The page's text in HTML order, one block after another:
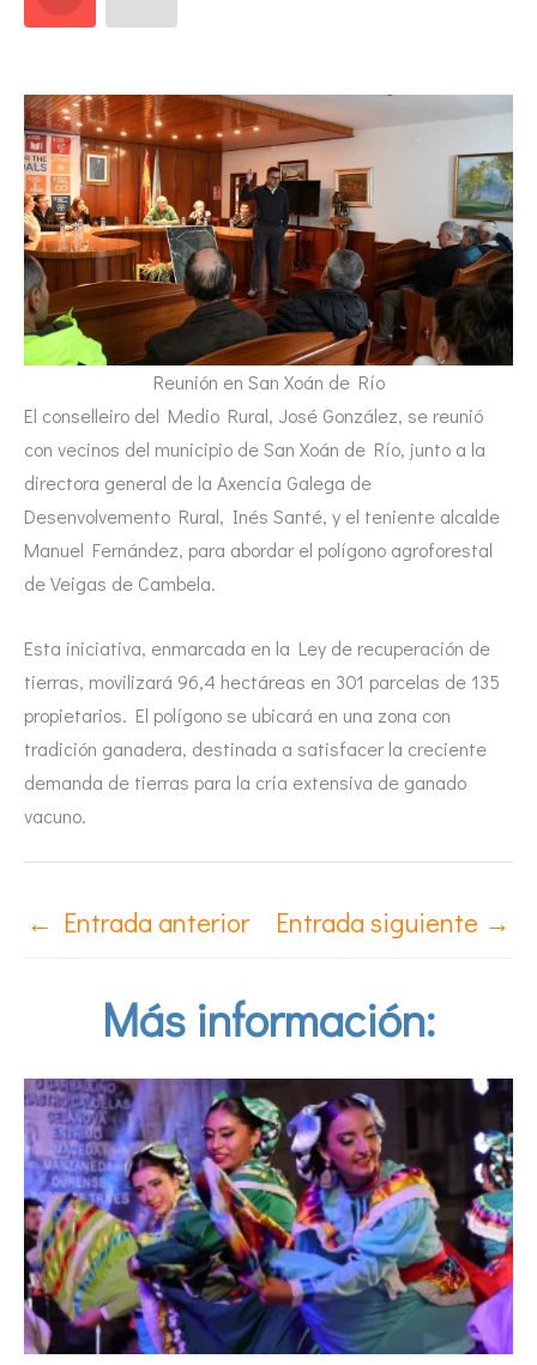
Reunión en San Xoán de Río
El conselleiro del Medio Rural, José González, se reunió
con vecinos del municipio de San Xoán de Río, junto a la
directora general de la Axencia Galega de
Desenvolvemento Rural, Inés Santé, y el teniente alcalde
Manuel Fernández, para abordar el polígono agroforestal
de Veigas de Cambela.
Esta iniciativa, enmarcada en la Ley de recuperación de
tierras, movilizará 96,4 hectáreas en 301 parcelas de 135
propietarios. El polígono se ubicará en una zona con
tradición ganadera, destinada a satisfacer la creciente
demanda de tierras para la cría extensiva de ganado
vacuno.
← Entrada anterior Entrada siguiente →
Más información: